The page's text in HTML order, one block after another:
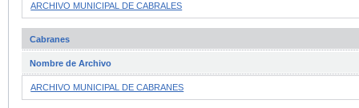
ARCHIVO MUNICIPAL DE CABRALES
Cabranes
Nombre de Archivo
ARCHIVO MUNICIPAL DE CABRANES